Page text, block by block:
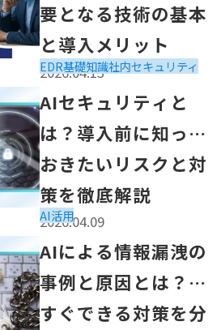
2026.04.13
要となる技術の基本
と導入メリット
EDR基礎知識社内セキュリティ
導入前に知っておきたいリスク
2026.04.09
AIセキュリティと
は？導入前に知って
おきたいリスクと対
策を徹底解説
AI活用
例と原因とは？今すぐできる対
AIによる情報漏洩の
事例と原因とは？今
すぐできる対策を分